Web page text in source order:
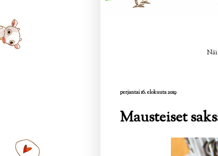
perjantai 16. elokuuta 2019
Mausteiset